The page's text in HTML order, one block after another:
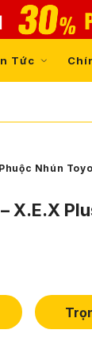
Tức
Phuộc Nhún Toyota
X.E.X